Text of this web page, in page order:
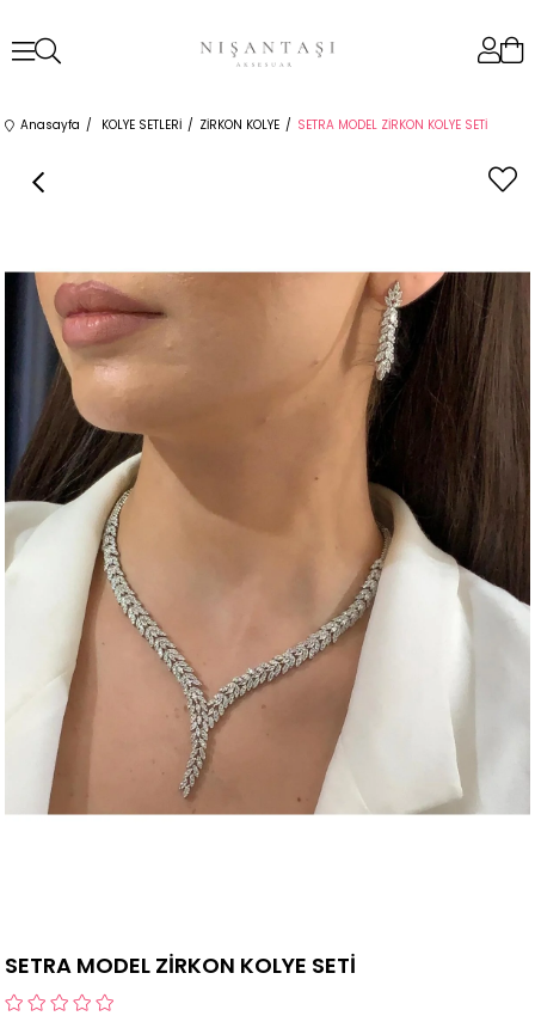
Anasayfa KOLYE SETLERİ ZİRKON KOLYE SETRA MODEL ZİRKON KOLYE SETİ
SETRA MODEL ZİRKON KOLYE SETİ